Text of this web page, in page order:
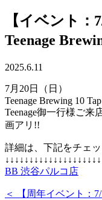
【イベント：
Teenage
2025.6.11
7月20日（日）
Teenage Brewing 10
Teenage御一行様ご来
画アリ!!
詳細は、下記をチェッ
↓↓↓↓↓↓↓↓↓↓↓↓↓↓↓↓↓↓↓↓
BB 渋谷パルコ店
＜ 【周年イベント：